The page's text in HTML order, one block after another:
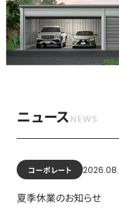
ニュース
コーポレート
夏季休業のお知らせ